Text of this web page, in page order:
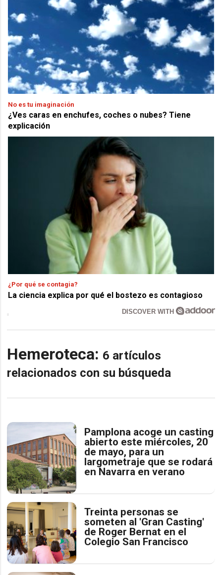
No es tu imaginación
¿Ves caras en enchufes, coches o nubes? Tiene
explicación
¿Por qué se contagia?
La ciencia explica por qué el bostezo es contagioso
DISCOVER WITH
Hemeroteca: 6 artículos
relacionados con su búsqueda
Pamplona acoge un casting
abierto este miércoles, 20
de mayo, para un
largometraje que se rodará
en Navarra en verano
Treinta personas se
someten al 'Gran Casting'
de Roger Bernat en el
Colegio San Francisco